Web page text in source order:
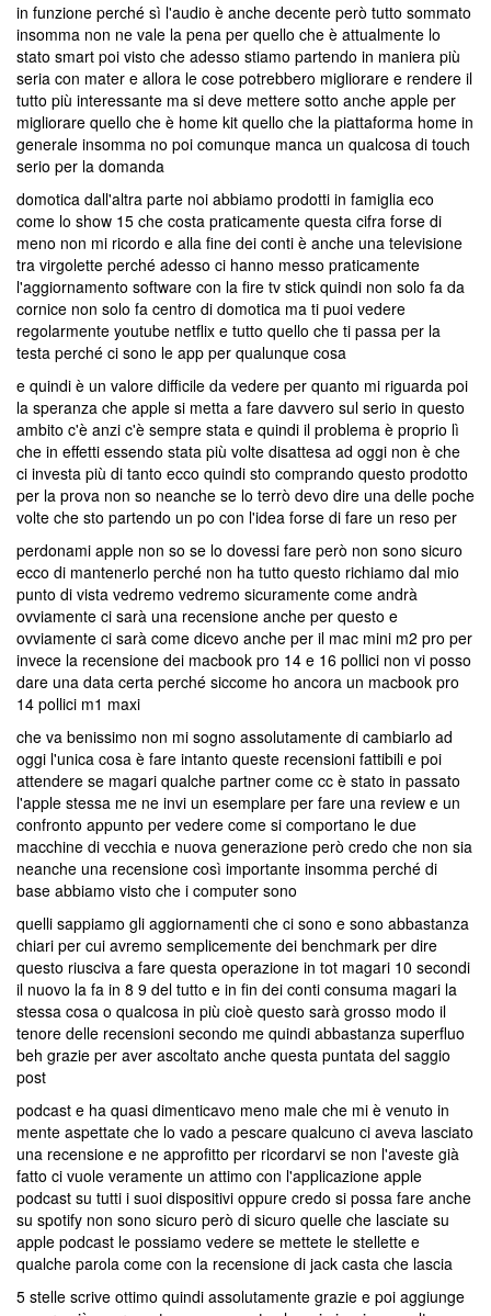
in funzione perché sì l'audio è anche decente però tutto sommato
insomma non ne vale la pena per quello che è attualmente lo
stato smart poi visto che adesso stiamo partendo in maniera più
seria con mater e allora le cose potrebbero migliorare e rendere il
tutto più interessante ma si deve mettere sotto anche apple per
migliorare quello che è home kit quello che la piattaforma home in
generale insomma no poi comunque manca un qualcosa di touch
serio per la domanda
domotica dall'altra parte noi abbiamo prodotti in famiglia eco
come lo show 15 che costa praticamente questa cifra forse di
meno non mi ricordo e alla fine dei conti è anche una televisione
tra virgolette perché adesso ci hanno messo praticamente
l'aggiornamento software con la fire tv stick quindi non solo fa da
cornice non solo fa centro di domotica ma ti puoi vedere
regolarmente youtube netflix e tutto quello che ti passa per la
testa perché ci sono le app per qualunque cosa
e quindi è un valore difficile da vedere per quanto mi riguarda poi
la speranza che apple si metta a fare davvero sul serio in questo
ambito c'è anzi c'è sempre stata e quindi il problema è proprio lì
che in effetti essendo stata più volte disattesa ad oggi non è che
ci investa più di tanto ecco quindi sto comprando questo prodotto
per la prova non so neanche se lo terrò devo dire una delle poche
volte che sto partendo un po con l'idea forse di fare un reso per
perdonami apple non so se lo dovessi fare però non sono sicuro
ecco di mantenerlo perché non ha tutto questo richiamo dal mio
punto di vista vedremo vedremo sicuramente come andrà
ovviamente ci sarà una recensione anche per questo e
ovviamente ci sarà come dicevo anche per il mac mini m2 pro per
invece la recensione dei macbook pro 14 e 16 pollici non vi posso
dare una data certa perché siccome ho ancora un macbook pro
14 pollici m1 maxi
che va benissimo non mi sogno assolutamente di cambiarlo ad
oggi l'unica cosa è fare intanto queste recensioni fattibili e poi
attendere se magari qualche partner come cc è stato in passato
l'apple stessa me ne invi un esemplare per fare una review e un
confronto appunto per vedere come si comportano le due
macchine di vecchia e nuova generazione però credo che non sia
neanche una recensione così importante insomma perché di
base abbiamo visto che i computer sono
quelli sappiamo gli aggiornamenti che ci sono e sono abbastanza
chiari per cui avremo semplicemente dei benchmark per dire
questo riusciva a fare questa operazione in tot magari 10 secondi
il nuovo la fa in 8 9 del tutto e in fin dei conti consuma magari la
stessa cosa o qualcosa in più cioè questo sarà grosso modo il
tenore delle recensioni secondo me quindi abbastanza superfluo
beh grazie per aver ascoltato anche questa puntata del saggio
post
podcast e ha quasi dimenticavo meno male che mi è venuto in
mente aspettate che lo vado a pescare qualcuno ci aveva lasciato
una recensione e ne approfitto per ricordarvi se non l'aveste già
fatto ci vuole veramente un attimo con l'applicazione apple
podcast su tutti i suoi dispositivi oppure credo si possa fare anche
su spotify non sono sicuro però di sicuro quelle che lasciate su
apple podcast le possiamo vedere se mettete le stellette e
qualche parola come con la recensione di jack casta che lascia
5 stelle scrive ottimo quindi assolutamente grazie e poi aggiunge